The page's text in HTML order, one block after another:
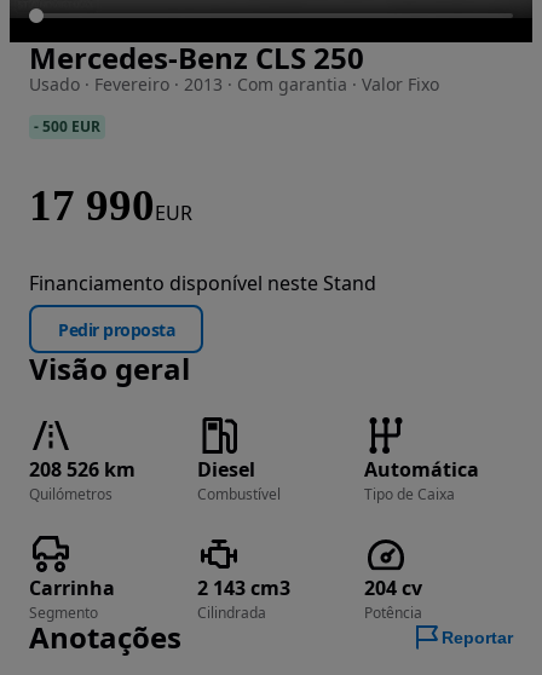
Imagem 1 de 29
Mercedes-Benz CLS 250
Usado · Fevereiro · 2013 · Com garantia · Valor Fixo
-500 EUR
17 990EUR
Financiamento disponível neste Stand
Pedir proposta
Visão geral
208 526 km
Quilómetros
Diesel
Combustível
Automática
Tipo de Caixa
Carrinha
Segmento
2 143 cm3
Cilindrada
204 cv
Potência
Anotações Reportar